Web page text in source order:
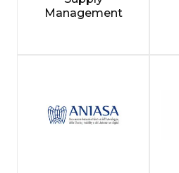
Management